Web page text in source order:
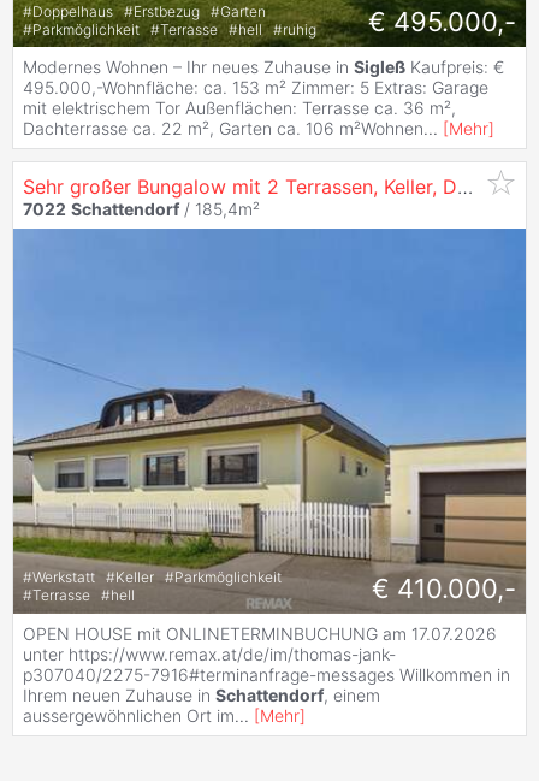
#Doppelhaus #Erstbezug #Garten
#Parkmöglichkeit #Terrasse #hell #ruhig € 495.000,-
Modernes Wohnen – Ihr neues Zuhause in Sigleß Kaufpreis: €
495.000,-Wohnfläche: ca. 153 m² Zimmer: 5 Extras: Garage
mit elektrischem Tor Außenflächen: Terrasse ca. 36 m²,
Dachterrasse ca. 22 m², Garten ca. 106 m²Wohnen... [Mehr]
Sehr großer Bungalow mit 2 Terrassen, Keller, Dachausbaureserve, Garage mit 2 Stellplätzen
7022 Schattendorf / 185,4m²
#Werkstatt #Keller #Parkmöglichkeit
#Terrasse #hell € 410.000,-
OPEN HOUSE mit ONLINETERMINBUCHUNG am 17.07.2026
unter https://www.remax.at/de/im/thomas-jank-
p307040/2275-7916#terminanfrage-messages Willkommen in
Ihrem neuen Zuhause in Schattendorf, einem
aussergewöhnlichen Ort im... [Mehr]